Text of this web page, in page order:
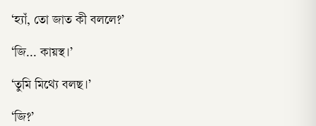
‘হ্যাঁ, তো জাত কী বললে?’
‘জি... কায়স্থ।’
‘তুমি মিথ্যে বলছ।’
‘জি?’